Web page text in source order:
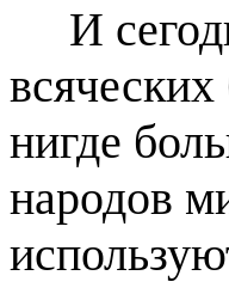
И
нигде
народов